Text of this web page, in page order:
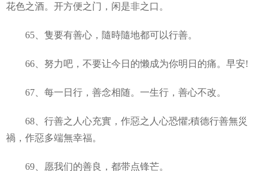
花色之酒。开方便之门，闲是非之口。
65、隻要有善心，隨時隨地都可以行善。
66、努力吧，不要让今日的懒成为你明日的痛。早安!
67、每一日行，善念相随。一生行，善心不改。
68、行善之人心充實，作惡之人心恐懼;積德行善無災
禍，作惡多端無幸福。
69、愿我们的善良，都带点锋芒。